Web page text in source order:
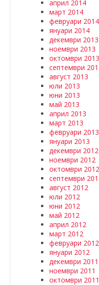
април 2014
март 2014
февруари 2014
януари 2014
декември 2013
ноември 2013
октомври 2013
септември
август 2013
юли 2013
юни 2013
май 2013
април 2013
март 2013
февруари 2013
януари 2013
декември 2012
ноември 2012
октомври 2012
септември
август 2012
юли 2012
юни 2012
май 2012
април 2012
март 2012
февруари 2012
януари 2012
декември 2011
ноември 2011
октомври 2011